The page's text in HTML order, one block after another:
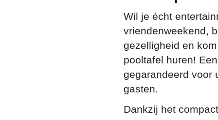
Wil je écht
vriendenweekend,
gezelligheid en
pooltafel huren!
gegarandeerd voor
gasten.
Dankzij het